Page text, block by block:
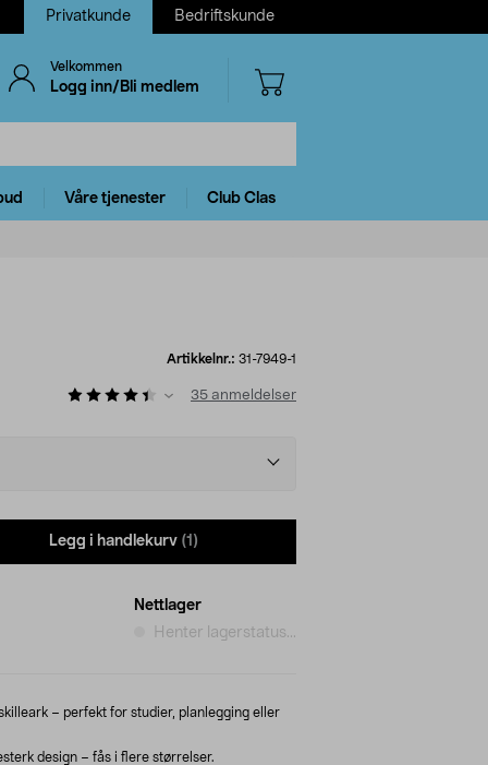
Privatkunde Bedriftskunde
Velkommen
Logg inn/Bli medlem
Våre tjenester Club Clas
Artikkelnr.: 31-7949-1
35 anmeldelser
Legg i handlekurv (1)
Nettlager
Henter lagerstatus...
– perfekt for studier, planlegging eller
design – fås i flere størrelser.